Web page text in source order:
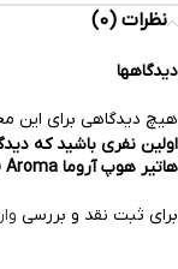
نظرات (0)
دیدگاهها
هیچ دیدگاهی برای
اولین نفری باشید که
هاتیر هوپ آروما Hatır Hüp Aroma مشکی براق”
برای ثبت نقد و بررسی